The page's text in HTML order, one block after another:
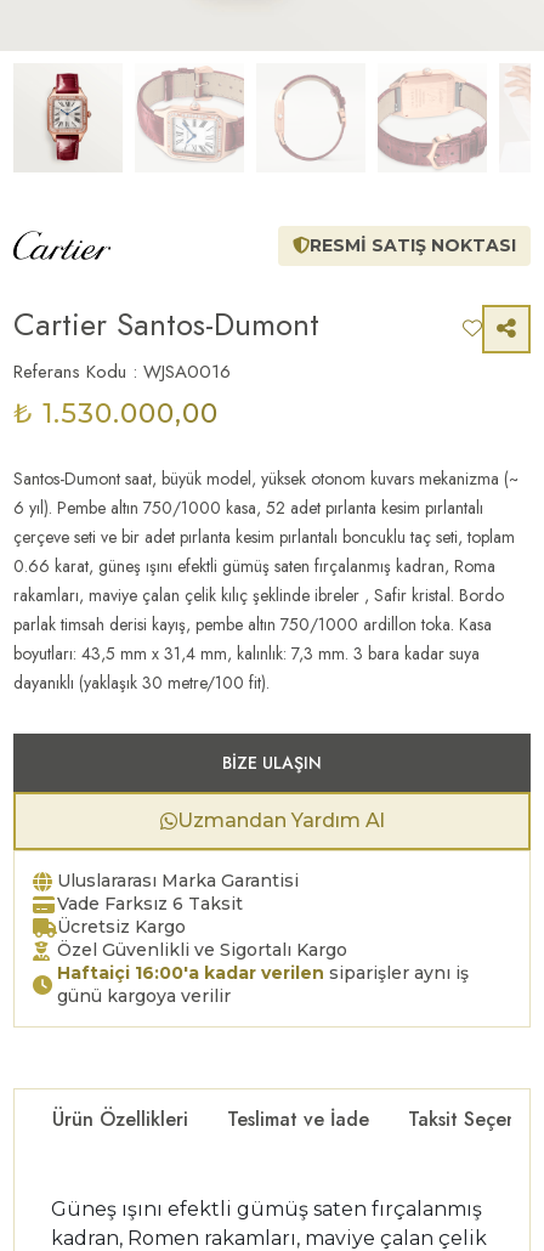
RESMİ SATIŞ NOKTASI
Cartier Santos-Dumont
Referans Kodu : WJSA0016
₺ 1.530.000,00
Santos-Dumont saat, büyük model, yüksek otonom kuvars mekanizma (~
6 yıl). Pembe altın 750/1000 kasa, 52 adet pırlanta kesim pırlantalı
çerçeve seti ve bir adet pırlanta kesim pırlantalı boncuklu taç seti, toplam
0.66 karat, güneş ışını efektli gümüş saten fırçalanmış kadran, Roma
rakamları, maviye çalan çelik kılıç şeklinde ibreler , Safir kristal. Bordo
parlak timsah derisi kayış, pembe altın 750/1000 ardillon toka. Kasa
boyutları: 43,5 mm x 31,4 mm, kalınlık: 7,3 mm. 3 bara kadar suya
dayanıklı (yaklaşık 30 metre/100 fit).
BIZE ULAŞIN
Uzmandan Yardım Al
Uluslararası Marka Garantisi
Vade Farksız 6 Taksit
Ücretsiz Kargo
Özel Güvenlikli ve Sigortalı Kargo
Haftaiçi 16:00'a kadar verilen siparişler aynı iş
günü kargoya verilir
Ürün Özellikleri Teslimat ve İade Taksit
Güneş ışını efektli gümüş saten fırçalanmış
kadran, Romen rakamları, maviye çalan çelik